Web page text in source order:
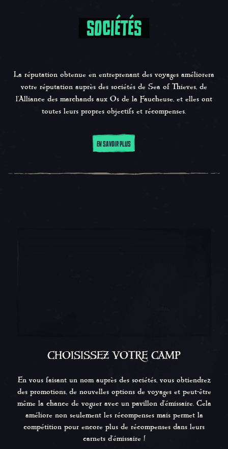
SOCIÉTÉS
La réputation obtenue en entreprenant des voyages améliorera
votre réputation auprès des sociétés de Sea of Thieves, de
l'Alliance des marchands aux Os de la Faucheuse, et elles ont
toutes leurs propres objectifs et récompenses.
EN SAVOIR PLUS
CHOISISSEZ VOTRE CAMP
En vous faisant un nom auprès des sociétés, vous obtiendrez
des promotions, de nouvelles options de voyages et peut-être
même la chance de voguer avec un pavillon d'émissaire. Cela
améliore non seulement les récompenses mais permet la
compétition pour encore plus de récompenses dans leurs
carnets d'émissaire !